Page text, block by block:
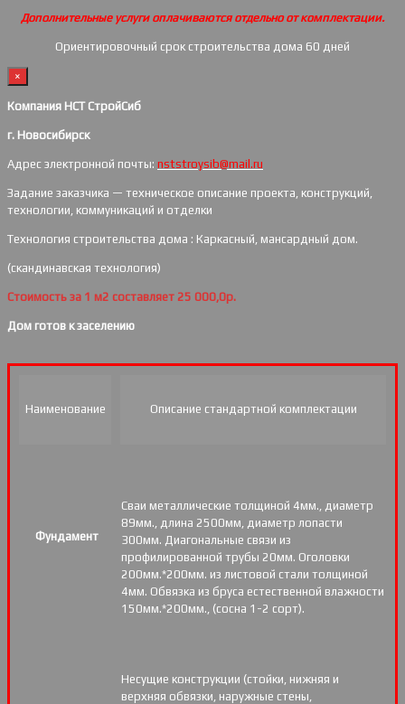
Дополнительные услуги оплачиваются отдельно от комплектации.
Ориентировочный срок строительства дома 60 дней
×
Компания НСТ СтройСиб
г. Новосибирск
Адрес электронной почты: nststroysib@mail.ru
Задание заказчика — техническое описание проекта, конструкций,
технологии, коммуникаций и отделки
Технология строительства дома : Каркасный, мансардный дом.
(скандинавская технология)
Стоимость за 1 м2 составляет 25 000,0р.
Дом готов к заселению
Наименование Описание стандартной комплектации
Фундамент
Сваи металлические толщиной 4мм., диаметр
89мм., длина 2500мм, диаметр лопасти
300мм. Диагональные связи из
профилированной трубы 20мм. Оголовки
200мм.*200мм. из листовой стали толщиной
4мм. Обвязка из бруса естественной влажности
150мм.*200мм., (сосна 1-2 сорт).
Несущие конструкции (стойки, нижняя и
верхняя обвязки, наружные стены,